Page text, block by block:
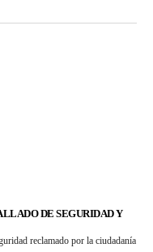
DE SEGURIDAD Y
reclamado por la ciudadanía